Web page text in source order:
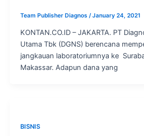
Team Publisher Diagnos /January 24, 2021
KONTAN.CO.ID – JAKARTA. PT
Utama Tbk (DGNS) berencana
jangkauan laboratoriumnya ke
Makassar. Adapun dana yang
BISNIS